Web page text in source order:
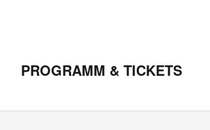
PROGRAMM & TICKETS